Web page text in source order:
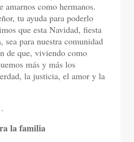
amarnos como hermanos.
tu ayuda para poderlo
que esta Navidad, fiesta
sea para nuestra comunidad
de que, viviendo como
más y más los
la justicia, el amor y la
la familia